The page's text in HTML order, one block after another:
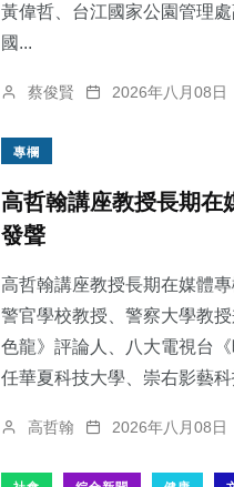
黃偉哲、台江國家公園管理
國...
蔡俊賢 2026年八月08日
專欄
高哲翰講座教授長期在
發聲
高哲翰講座教授長期在媒體
警官學校教授、警察大學教
色龍》評論人、八大電視台
任華夏科技大學、崇右影藝
高哲翰 2026年八月08日
53+